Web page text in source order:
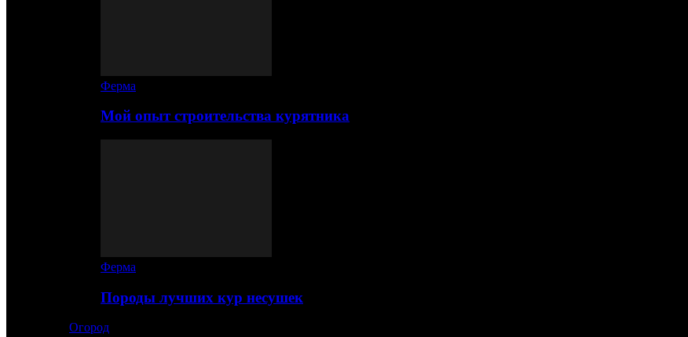
Ферма
Мой опыт строительства курятника
Ферма
Породы лучших кур несушек
Огород